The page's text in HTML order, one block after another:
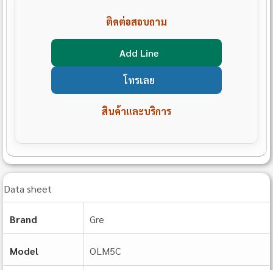
ติดต่อสอบถาม
Add Line
โทรเลย
สินค้าและบริการ
Data sheet
Brand Gre
Model OLM5C